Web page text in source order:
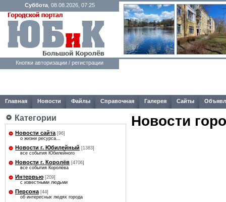
Суббота, 08.08.2026, 07:25
Кнопки авторизации / регистрации
Главная Новости Файлы Справочная Галерея Сайты
Категории
Новости сайта [96]
о жизни ресурса...
Новости г. Юбилейный [1383]
все события Юбилейного
Новости г. Королёв [4706]
все события Королёва
Интервью [209]
с известными людьми
Персона [44]
об интересных людях города
Новости